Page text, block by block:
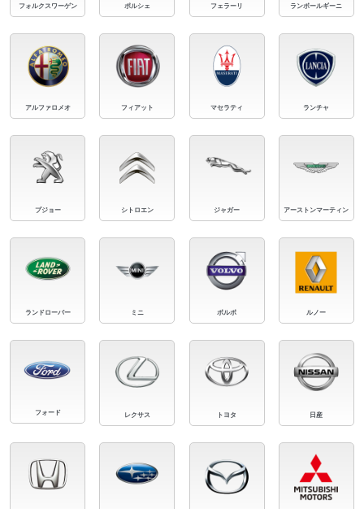
フォルクスワーゲン ポルシェ フェラーリ ランボールギーニ
アルファロメオ フィアット マセラティ ランチャ
プジョー シトロエン ジャガー アーストンマーティン
ランドローバー ミニ ボルボ ルノー
フォード レクサス トヨタ 日産